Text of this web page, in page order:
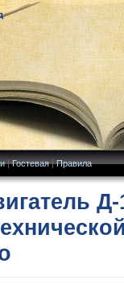
|Гостевая|Правила
Д-